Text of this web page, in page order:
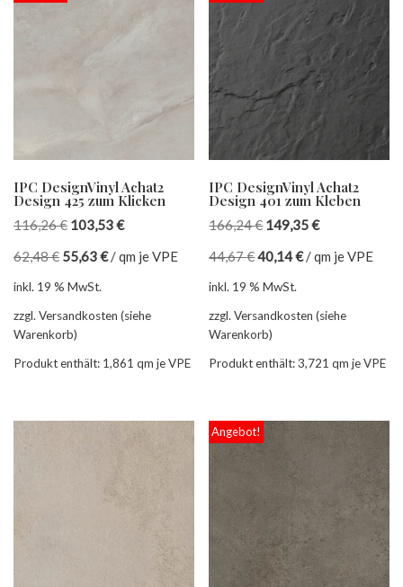
IPC DesignVinyl Achat2
Design 425 zum Klicken
116,26€ 103,53€
62,48€ 55,63€/qm je VPE
inkl. 19 % MwSt.
zzgl. Versandkosten (siehe
Warenkorb)
Produkt enthält: 1,861 qm je VPE
IPC DesignVinyl Achat2
Design 401 zum Kleben
166,24€ 149,35€
44,67€40,14€/qm je VPE
inkl. 19 % MwSt.
zzgl. Versandkosten (siehe
Warenkorb)
Produkt enthält: 3,721qm je VPE
Angebot!